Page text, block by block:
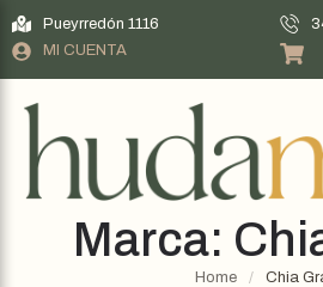
Pueyrredón 1116
MI CUENTA
Marca:
Home / Chia